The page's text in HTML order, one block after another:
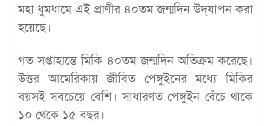
মহা ধুমধামে এই প্রাণীর ৪০তম জন্মদিন উদ্‌যাপন করা
হয়েছে।
গত সপ্তাহান্তে মিকি ৪০তম জন্মদিন অতিক্রম করেছে।
উত্তর আমেরিকায় জীবিত পেঙ্গুইনের মধ্যে মিকির
বয়সই সবচেয়ে বেশি। সাধারণত পেঙ্গুইন বেঁচে থাকে
১০ থেকে ১৫ বছর।